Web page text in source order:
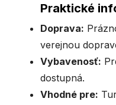
Praktické
Doprava:
verejnou
Vybavenosť:
dostupná.
Vhodné pre: